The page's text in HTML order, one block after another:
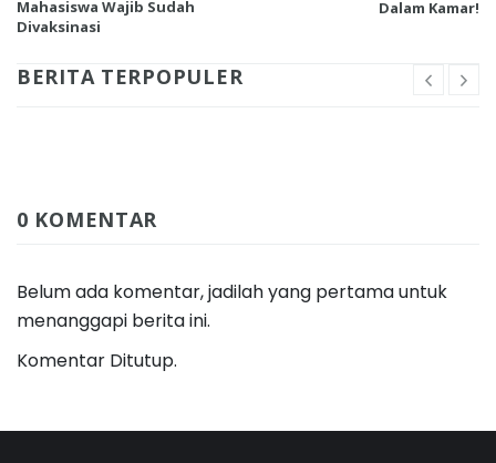
Mahasiswa Wajib Sudah
Divaksinasi
Dalam Kamar!
BERITA TERPOPULER
0 KOMENTAR
Belum ada komentar, jadilah yang pertama untuk
menanggapi berita ini.
Komentar Ditutup.